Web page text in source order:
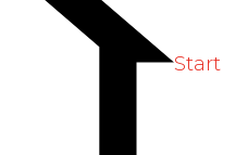
Start
mehr
Anfragen
Redaktion von